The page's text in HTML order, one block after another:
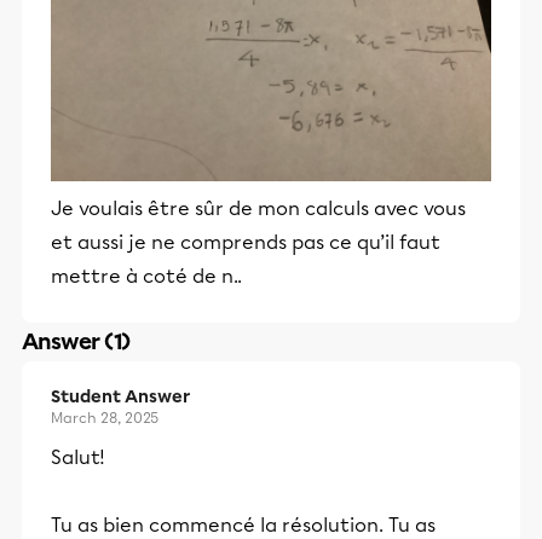
Je voulais être sûr de mon calculs avec vous
et aussi je ne comprends pas ce qu’il faut
mettre à coté de n..
Answer (1)
Student Answer
March 28, 2025
Salut!
Tu as bien commencé la résolution. Tu as